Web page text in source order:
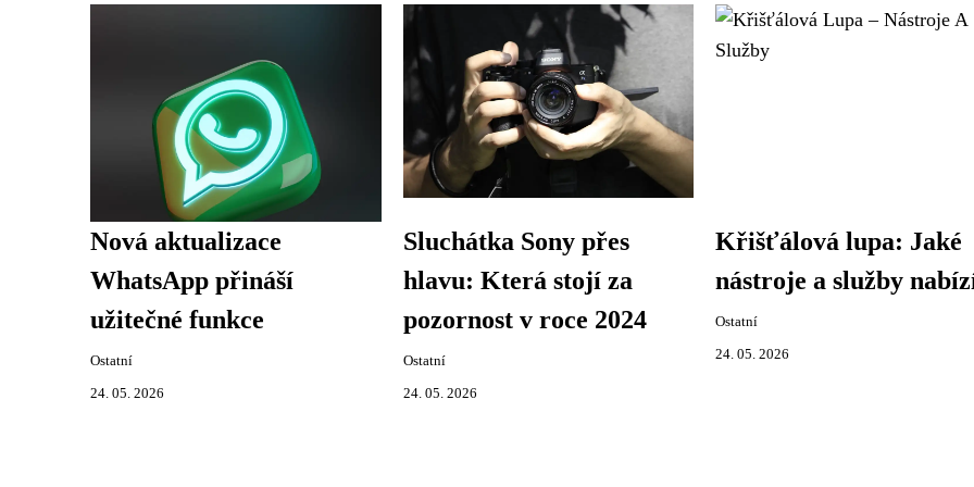
Nová aktualizace
WhatsApp přináší
užitečné funkce
Ostatní
24. 05. 2026
Sluchátka Sony přes
hlavu: Která stojí za
pozornost v roce 2024
Ostatní
24. 05. 2026
Křišťálová lupa: Jaké
nástroje a služby
Ostatní
24. 05. 2026